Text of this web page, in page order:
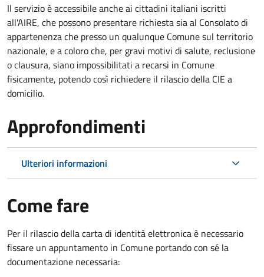
Il servizio è accessibile anche ai cittadini italiani iscritti
all'AIRE, che possono presentare richiesta sia al Consolato di
appartenenza che presso un qualunque Comune sul territorio
nazionale, e a coloro che, per gravi motivi di salute, reclusione
o clausura, siano impossibilitati a recarsi in Comune
fisicamente, potendo così richiedere il rilascio della CIE a
domicilio.
Approfondimenti
Ulteriori informazioni
Come fare
Per il rilascio della carta di identità elettronica è necessario
fissare un appuntamento in Comune portando con sé la
documentazione necessaria: